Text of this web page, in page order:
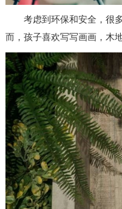
考虑到环保和安全，很
而，孩子喜欢写写画画，木